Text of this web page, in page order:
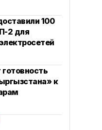
100
2 для
к